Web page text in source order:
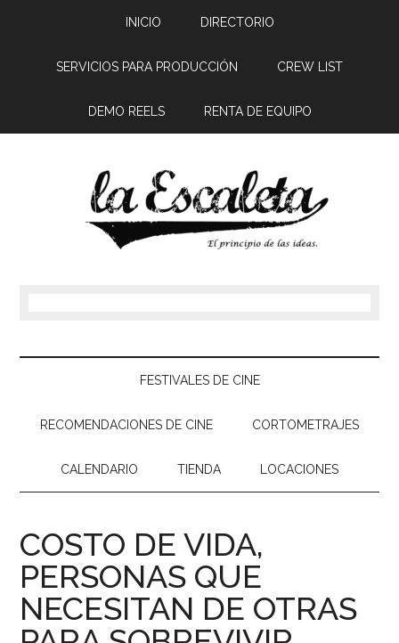
INICIO DIRECTORIO
SERVICIOS PARA PRODUCCIÓN CREW LIST
DEMO REELS RENTA DE EQUIPO
FESTIVALES DE CINE
RECOMENDACIONES DE CINE CORTOMETRAJES
CALENDARIO TIENDA LOCACIONES
COSTO DE VIDA,
PERSONAS QUE
NECESITAN DE OTRAS